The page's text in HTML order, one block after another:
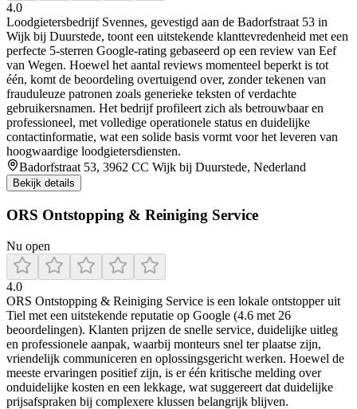
4.0
Loodgietersbedrijf Svennes, gevestigd aan de Badorfstraat 53 in
Wijk bij Duurstede, toont een uitstekende klanttevredenheid met een
perfecte 5‑sterren Google‑rating gebaseerd op een review van Eef
van Wegen. Hoewel het aantal reviews momenteel beperkt is tot
één, komt de beoordeling overtuigend over, zonder tekenen van
frauduleuze patronen zoals generieke teksten of verdachte
gebruikersnamen. Het bedrijf profileert zich als betrouwbaar en
professioneel, met volledige operationele status en duidelijke
contactinformatie, wat een solide basis vormt voor het leveren van
hoogwaardige loodgietersdiensten.
Badorfstraat 53, 3962 CC Wijk bij Duurstede, Nederland
Bekijk details
ORS Ontstopping & Reiniging Service
Nu open
4.0
ORS Ontstopping & Reiniging Service is een lokale ontstopper uit
Tiel met een uitstekende reputatie op Google (4.6 met 26
beoordelingen). Klanten prijzen de snelle service, duidelijke uitleg
en professionele aanpak, waarbij monteurs snel ter plaatse zijn,
vriendelijk communiceren en oplossingsgericht werken. Hoewel de
meeste ervaringen positief zijn, is er één kritische melding over
onduidelijke kosten en een lekkage, wat suggereert dat duidelijke
prijsafspraken bij complexere klussen belangrijk blijven.